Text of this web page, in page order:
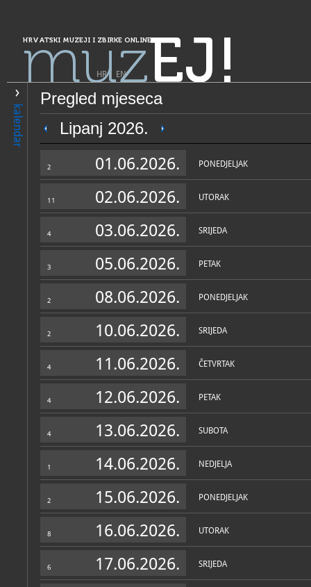
HRVATSKI MUZEJI I ZBIRKE ONLINE
muzEJ!
HR| EN
kalendar
Pregled mjeseca
Lipanj 2026.
2 01.06.2026. PONEDJELJAK
11 02.06.2026. UTORAK
4 03.06.2026. SRIJEDA
3 05.06.2026. PETAK
2 08.06.2026. PONEDJELJAK
2 10.06.2026. SRIJEDA
4 11.06.2026. ČETVRTAK
4 12.06.2026. PETAK
4 13.06.2026. SUBOTA
1 14.06.2026. NEDJELJA
2 15.06.2026. PONEDJELJAK
8 16.06.2026. UTORAK
6 17.06.2026. SRIJEDA
PRETRAŽIVANJE
Grad Zagreb
Majstorska radionica za
gradnju gudačkih
Franje Schneidera
OPĆI PODACI
Zbirke